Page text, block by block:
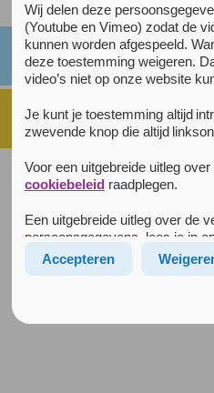
Wij delen deze
(Youtube en Vimeo) zodat de
kunnen worden afgespeeld.
deze toestemming weigeren.
video’s niet op onze website
Je kunt je toestemming altijd
zwevende knop die altijd
Voor een uitgebreide uitleg
cookiebeleidraadplegen.
Een uitgebreide uitleg over de
persoonsgegevens, lees je in
Accepteren